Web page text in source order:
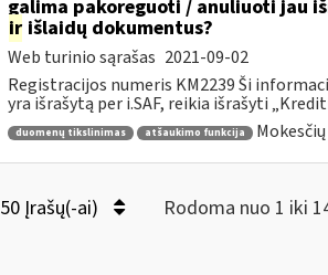
galima pakoreguoti / anuliuoti jau
irišlaidų dokumentus?
Web turinio sąrašas 2021-09-02
Registracijos numeris KM2239 Ši
yra išrašytą per i.SAF, reikia išrašyti
duomenų tikslinimas atšaukimo funkcija
50 Įrašų(-ai) Rodoma nuo 1 iki